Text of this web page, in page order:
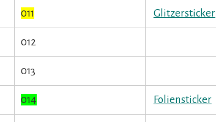
011 Glitzersticker
012
013
014 Foliensticker